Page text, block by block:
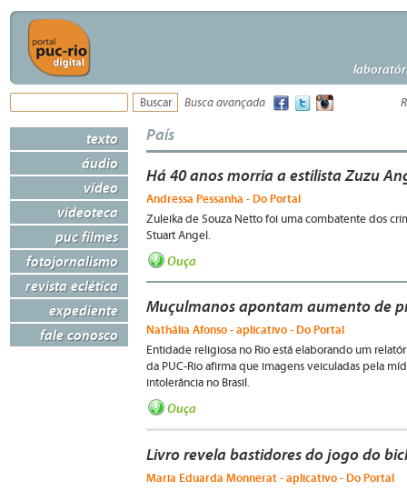
Busca avançada
texto
áudio
vídeo
videoteca
puc filmes
fotojornalismo
revista eclética
expediente
fale conosco
País
Há 40 anos morria a estilista Zuzu
Andressa Pessanha - Do Portal
Zuleika de Souza Netto foi uma combatente dos
Stuart Angel.
Ouça
Muçulmanos apontam aumento de
Nathália Afonso - aplicativo - Do Portal
Entidade religiosa no Rio está elaborando um
da PUC-Rio afirma que imagens veiculadas pela
intolerância no Brasil.
Ouça
Livro revela bastidores do jogo do
Maria Eduarda Monnerat - aplicativo - Do Portal